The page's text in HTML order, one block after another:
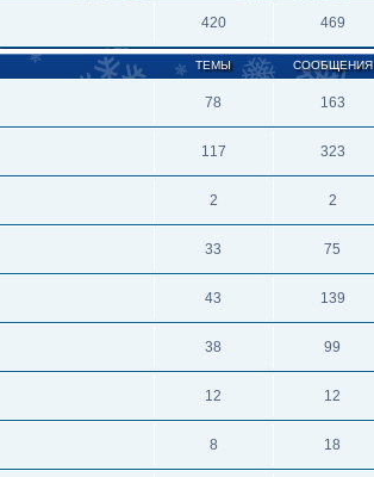
420 469
ТЕМЫ СООБЩЕНИЯ
78 163
117 323
2 2
33 75
43 139
38 99
12 12
8 18